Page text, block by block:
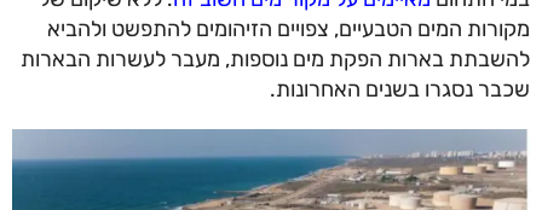
מקורות המים הטבעיים, צפויים הזיהומים להתפשט ולהביא
להשבתת בארות הפקת מים נוספות, מעבר לעשרות הבארות
שכבר נסגרו בשנים האחרונות.